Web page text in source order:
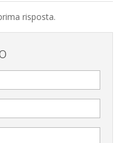
risposta.